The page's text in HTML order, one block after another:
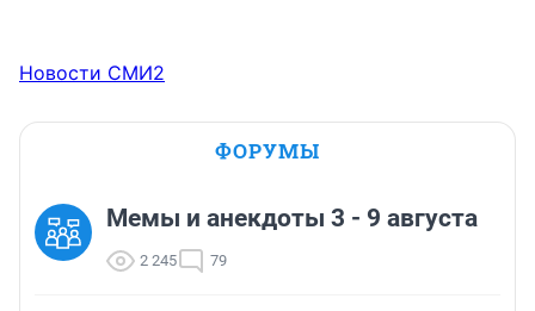
Новости СМИ2
ФОРУМЫ
Мемы и анекдоты 3 - 9 августа
2 245 79